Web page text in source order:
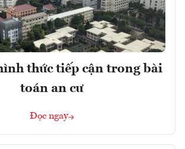
thức tiếp cận trong bài
toán an cư
Đọc ngay